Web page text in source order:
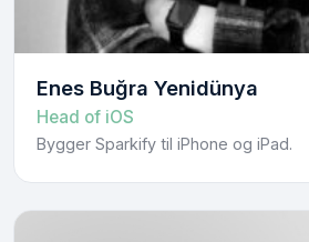
Enes Buğra Yenidünya
Head of iOS
Bygger Sparkify til iPhone og iPad.